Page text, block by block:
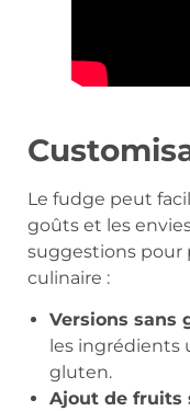
Le fudge peut
goûts et les
suggestions pour
culinaire :
Versions sans
les ingrédients
gluten.
Ajout de fruits